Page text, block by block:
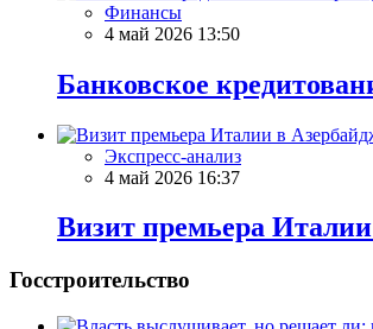
Финансы
4 май 2026 13:50
Банковское
Экспресс-анализ
4 май 2026 16:37
Визит премьера
Госстроительство